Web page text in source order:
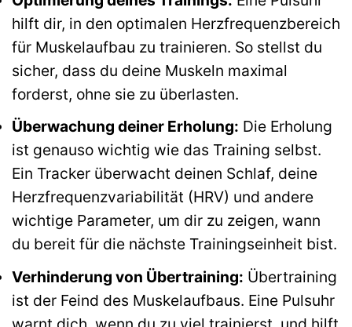
hilft dir, in den optimalen Herzfrequenzbereich
für Muskelaufbau zu trainieren. So stellst du
sicher, dass du deine Muskeln maximal
forderst, ohne sie zu überlasten.
Überwachung deiner Erholung: Die Erholung
ist genauso wichtig wie das Training selbst.
Ein Tracker überwacht deinen Schlaf, deine
Herzfrequenzvariabilität (HRV) und andere
wichtige Parameter, um dir zu zeigen, wann
du bereit für die nächste Trainingseinheit bist.
Verhinderung von Übertraining: Übertraining
ist der Feind des Muskelaufbaus. Eine Pulsuhr